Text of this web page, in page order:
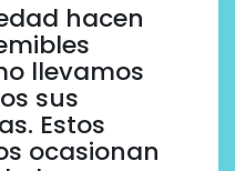
hacen
llevamos
sus
Estos
ocasionan